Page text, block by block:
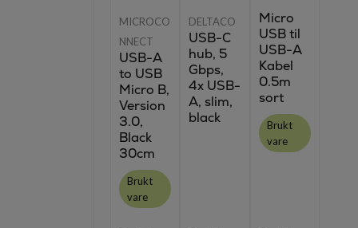
MICROCO
NNECT
USB-A
to USB
Micro B,
Version
3.0,
Black
30cm
Brukt
vare
DELTACO
USB-C
hub, 5
Gbps,
4x USB-
A, slim,
black
Micro
USB til
USB-A
Kabel
0.5m
sort
Brukt
vare